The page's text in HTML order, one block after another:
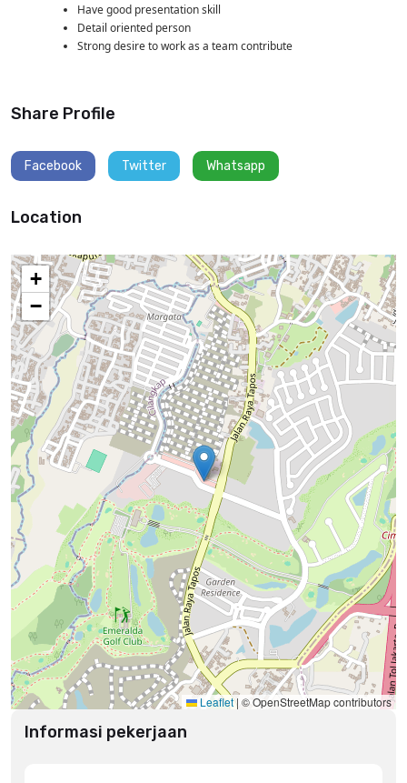
Have good presentation skill
Detail oriented person
Strong desire to work as a team contribute
Share Profile
Facebook Twitter Whatsapp
Location
+
−
Leaflet| © OpenStreetMap contributors
Informasi pekerjaan